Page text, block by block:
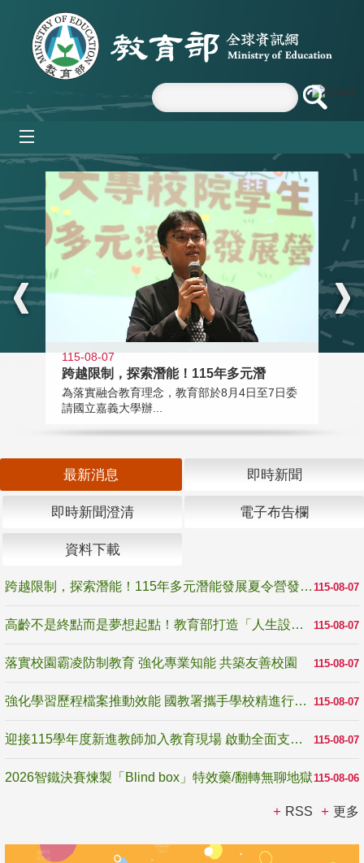
跳到主要內容區塊
:::
115-08-07
跨越限制，探索潛能！115年多元潛
為落實融合教育理念，教育部於8月4日至7日委
請國立嘉義大學辦...
最新消息 即時新聞
即時新聞澄清 電子布告欄
資料下載
115-08-07
跨越限制，探索潛能！115年多元潛能發展夏令營發掘生命無限可能
115-08-07
高齡不是終點而是夢想起點！教育部打造「人生設計夢工場」 參展第3屆高齡健康產業博覽會
115-08-07
落實校園霸凌防制教育 強化專業知能 共築友善校園
115-08-07
強化學習歷程檔案推動效能 國教署攜手學校精進行政與教學支持
115-08-07
迎接115學年度新進教師加入教育現場 啟動全面支持陪伴
115-08-06
2026智鐵決賽煉製「Blind box」特效藥/翻轉無聊地獄
RSS 更多